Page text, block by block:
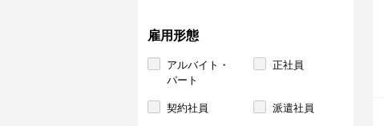
雇用形態
アルバイト・
パート
正社員
契約社員 派遣社員